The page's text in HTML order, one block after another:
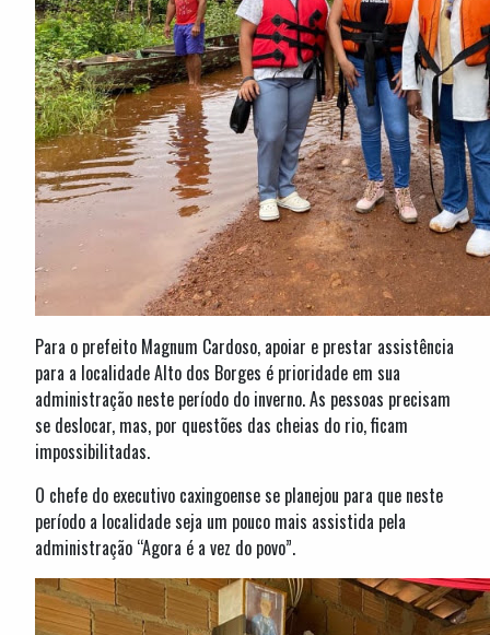
Para o prefeito Magnum Cardoso, apoiar e prestar assistência
para a localidade Alto dos Borges é prioridade em sua
administração neste período do inverno. As pessoas precisam
se deslocar, mas, por questões das cheias do rio, ficam
impossibilitadas.
O chefe do executivo caxingoense se planejou para que neste
período a localidade seja um pouco mais assistida pela
administração “Agora é a vez do povo”.